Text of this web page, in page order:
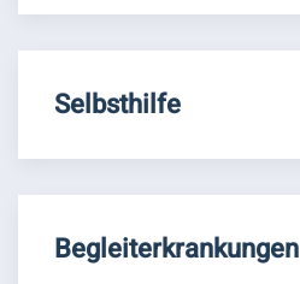
Selbsthilfe
Begleiterkrankungen